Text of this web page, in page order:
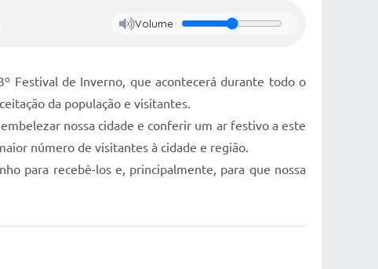
Volume
Festival de Inverno, que acontecerá durante todo o
da população e visitantes.
nossa cidade e conferir um ar festivo a este
número de visitantes à cidade e região.
para recebê-los e, principalmente, para que nossa